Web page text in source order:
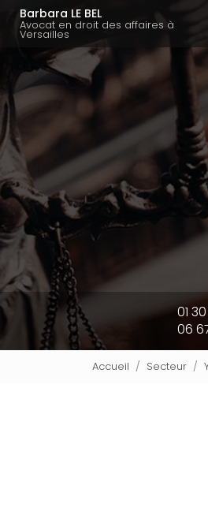
Aller
contenu
principal
Barbara LE BEL
Avocat en droit des affaires à
Versailles
01
06
Accueil Secteur